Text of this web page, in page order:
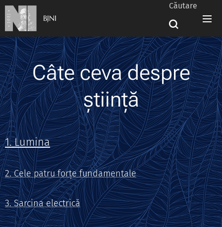
BJNI
Căutare
Câte ceva despre
știință
1. Lumina
2. Cele patru forțe fundamentale
3. Sarcina electrică